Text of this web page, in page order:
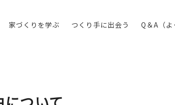
家づくりを学ぶ つくり手に出会う Q＆A（よ